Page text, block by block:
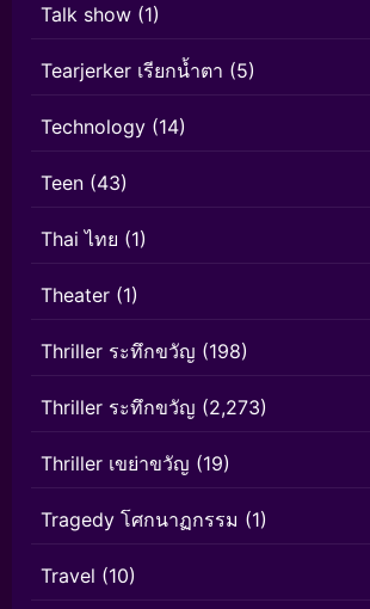
Talk show (1)
Tearjerker เรียกน้ำตา (5)
Technology (14)
Teen (43)
Thai ไทย (1)
Theater (1)
Thriller ระทึกขวัญ (198)
Thriller ระทึกขวัญ (2,273)
Thriller เขย่าขวัญ (19)
Tragedy โศกนาฏกรรม (1)
Travel (10)